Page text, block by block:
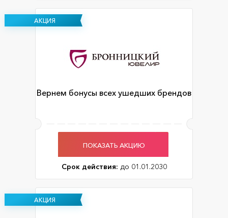
АКЦИЯ
Вернем бонусы всех ушедших брендов
ПОКАЗАТЬ АКЦИЮ
Срок действия: до 01.01.2030
АКЦИЯ